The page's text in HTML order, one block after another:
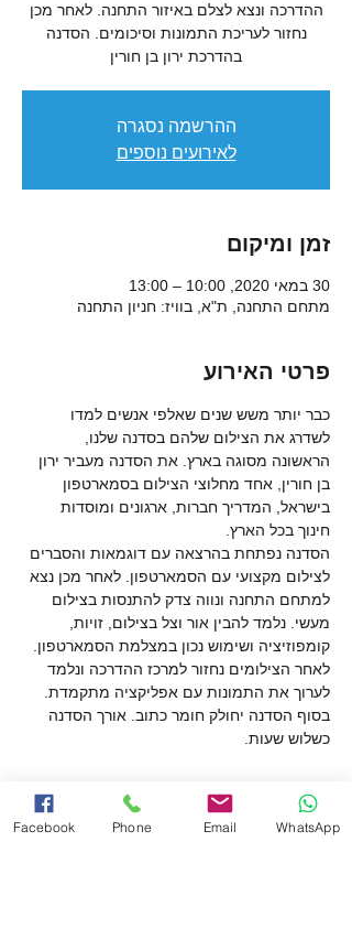
ההדרכה ונצא לצלם באיזור התחנה. לאחר מכן
נחזור לעריכת התמונות וסיכומים. הסדנה
בהדרכת ירון בן חורין
ההרשמה נסגרה
לאירועים נוספים
זמן ומיקום
30 במאי 2020, 10:00 – 13:00
מתחם התחנה, ת"א, בוויז: חניון התחנה
פרטי האירוע
כבר יותר משש שנים שאלפי אנשים למדו
לשדרג את הצילום שלהם בסדנה שלנו,
הראשונה מסוגה בארץ. את הסדנה מעביר ירון
בן חורין, אחד מחלוצי הצילום בסמארטפון
בישראל, המדריך חברות, ארגונים ומוסדות
חינוך בכל הארץ.
הסדנה נפתחת בהרצאה עם דוגמאות והסברים
לצילום מקצועי עם הסמארטפון. לאחר מכן נצא
למתחם התחנה ונווה צדק להתנסות בצילום
מעשי. נלמד להבין אור וצל בצילום, זויות,
קומפוזיציה ושימוש נכון במצלמת הסמארטפון.
לאחר הצילומים נחזור למרכז ההדרכה ונלמד
לערוך את התמונות עם אפליקציה מתקמדת.
בסוף הסדנה יחולק חומר כתוב. אורך הסדנה
כשלוש שעות.
כרטיסים
Facebook Phone Email WhatsApp